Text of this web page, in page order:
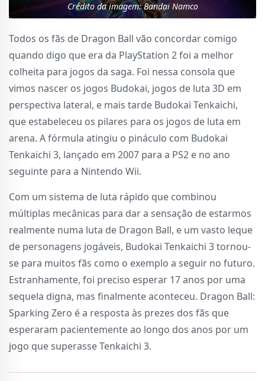
Crédito da imagem: Bandai Namco
Todos os fãs de Dragon Ball vão concordar comigo
quando digo que era da PlayStation 2 foi a melhor
colheita para jogos da saga. Foi nessa consola que
vimos nascer os jogos Budokai, jogos de luta 3D em
perspectiva lateral, e mais tarde Budokai Tenkaichi,
que estabeleceu os pilares para os jogos de luta em
arena. A fórmula atingiu o pináculo com Budokai
Tenkaichi 3, lançado em 2007 para a PS2 e no ano
seguinte para a Nintendo Wii.
Com um sistema de luta rápido que combinou
múltiplas mecânicas para dar a sensação de estarmos
realmente numa luta de Dragon Ball, e um vasto leque
de personagens jogáveis, Budokai Tenkaichi 3 tornou-
se para muitos fãs como o exemplo a seguir no futuro.
Estranhamente, foi preciso esperar 17 anos por uma
sequela digna, mas finalmente aconteceu. Dragon Ball:
Sparking Zero é a resposta às prezes dos fãs que
esperaram pacientemente ao longo dos anos por um
jogo que superasse Tenkaichi 3.